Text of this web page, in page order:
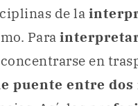
de la
Para
en
puente entre dos